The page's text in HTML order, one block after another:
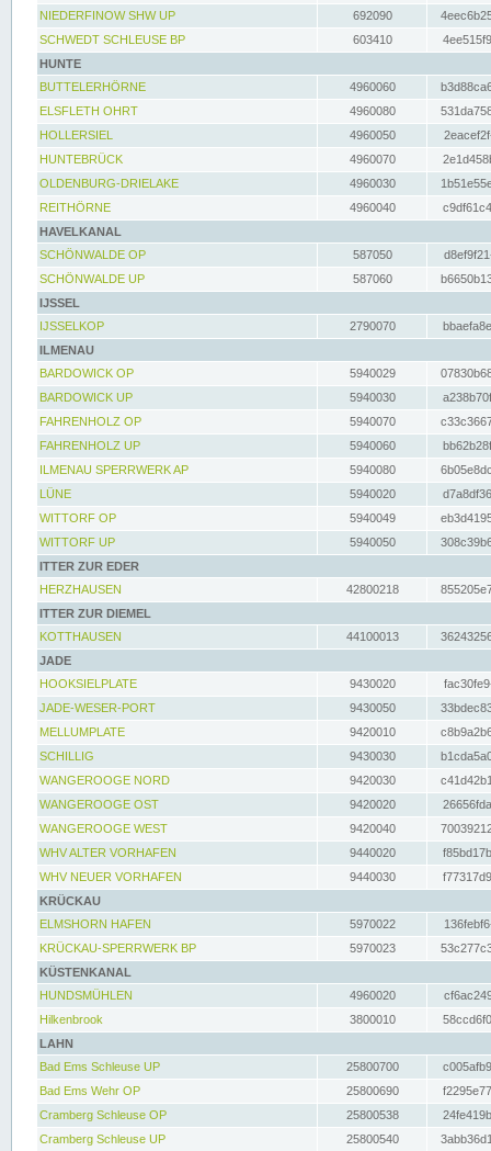
NIEDERFINOW SHW UP
692090
SCHWEDT SCHLEUSE BP
603410
HUNTE
BUTTELERHÖRNE
4960060
ELSFLETH OHRT
4960080
HOLLERSIEL
4960050
HUNTEBRÜCK
4960070
OLDENBURG-DRIELAKE
4960030
REITHÖRNE
4960040
HAVELKANAL
SCHÖNWALDE OP
587050
SCHÖNWALDE UP
587060
IJSSEL
IJSSELKOP
2790070
ILMENAU
BARDOWICK OP
5940029
BARDOWICK UP
5940030
FAHRENHOLZ OP
5940070
FAHRENHOLZ UP
5940060
ILMENAU SPERRWERK AP
5940080
LÜNE
5940020
WITTORF OP
5940049
WITTORF UP
5940050
ITTER ZUR EDER
HERZHAUSEN
42800218
ITTER ZUR DIEMEL
KOTTHAUSEN
44100013
JADE
HOOKSIELPLATE
9430020
JADE-WESER-PORT
9430050
MELLUMPLATE
9420010
SCHILLIG
9430030
WANGEROOGE NORD
9420030
WANGEROOGE OST
9420020
WANGEROOGE WEST
9420040
WHV ALTER VORHAFEN
9440020
WHV NEUER VORHAFEN
9440030
KRÜCKAU
ELMSHORN HAFEN
5970022
KRÜCKAU-SPERRWERK BP
5970023
KÜSTENKANAL
HUNDSMÜHLEN
4960020
Hilkenbrook
3800010
LAHN
Bad Ems Schleuse UP
25800700
Bad Ems Wehr OP
25800690
Cramberg Schleuse OP
25800538
Cramberg Schleuse UP
25800540